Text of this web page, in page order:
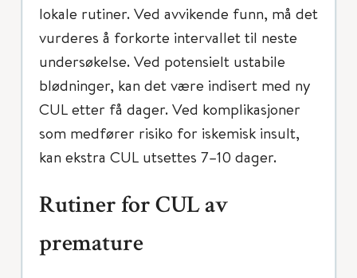
lokale rutiner. Ved avvikende funn, må det
vurderes å forkorte intervallet til neste
undersøkelse. Ved potensielt ustabile
blødninger, kan det være indisert med ny
CUL etter få dager. Ved komplikasjoner
som medfører risiko for iskemisk insult,
kan ekstra CUL utsettes 7–10 dager.
Rutiner for CUL av
premature